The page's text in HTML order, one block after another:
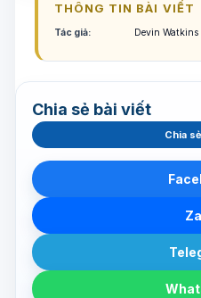
THÔNG TIN BÀI VIẾT
Tác giả: Devin Watkins
Chia sẻ bài viết
Chia